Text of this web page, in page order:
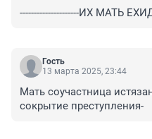
---------------------ИХ МАТЬ
Гость
13 марта 2025, 23:44
Мать соучастница
сокрытие преступления-